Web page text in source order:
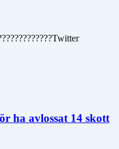
ha avlossat 14 skott